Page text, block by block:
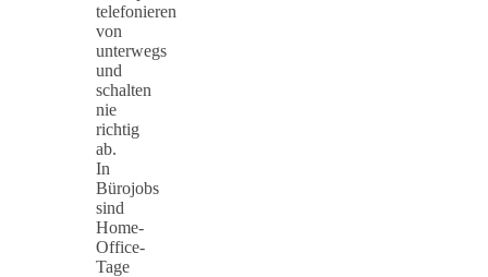
telefonieren
von
unterwegs
und
schalten
nie
richtig
ab.
In
Bürojobs
sind
Home-
Office-
Tage